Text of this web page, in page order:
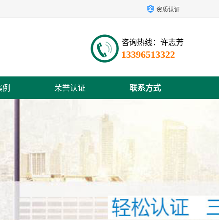
资质认证
咨询热线：许志芳
13396513322
荣誉认证 联系方式